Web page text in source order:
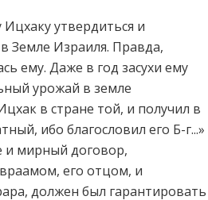
утвердиться и
Земле Израиля. Правда,
ему. Даже в год засухи ему
урожай в земле
в стране той, и получил в
ибо благословил его Б-г...»
и мирный договор,
его отцом, и
должен был гарантировать